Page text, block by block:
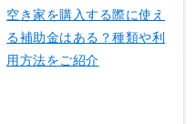
空き家を購入する際に使え
る補助金はある？種類や利
用方法をご紹介